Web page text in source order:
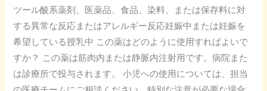
ツール酸系薬剤、医薬品、食品、染料、または保存料に対
する異常な反応またはアレルギー反応妊娠中または妊娠を
希望している授乳中 この薬はどのように使用すればよいで
すか？ この薬は筋肉内または静脈内注射用です。病院また
は診療所で投与されます。 小児への使用については、担当